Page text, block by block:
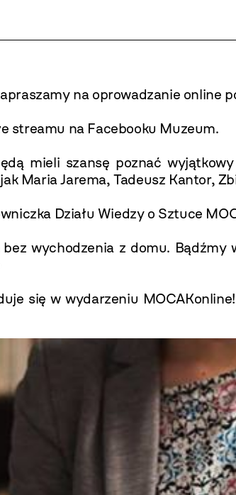
na oprowadzanie online
streamu na Facebooku Muzeum.
mieli szansę poznać
Maria Jarema, Tadeusz Kantor,
Działu Wiedzy o Sztuce
wychodzenia z domu.
się w wydarzeniu